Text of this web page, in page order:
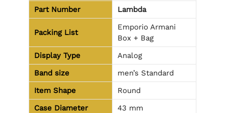
Part Number
Lambda
Packing List
Emporio Armani
Box + Bag
Display Type
Analog
Band size
men’s Standard
Item Shape
Round
Case Diameter
43 mm